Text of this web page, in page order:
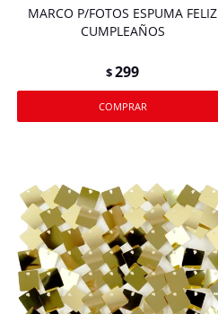
MARCO P/FOTOS ESPUMA FELIZ
CUMPLEAÑOS
$299